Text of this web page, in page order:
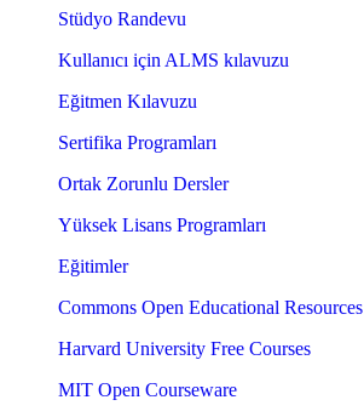
Stüdyo Randevu
Kullanıcı için ALMS kılavuzu
Eğitmen Kılavuzu
Sertifika Programları
Ortak Zorunlu Dersler
Yüksek Lisans Programları
Eğitimler
Commons Open Educational Resources
Harvard University Free Courses
MIT Open Courseware